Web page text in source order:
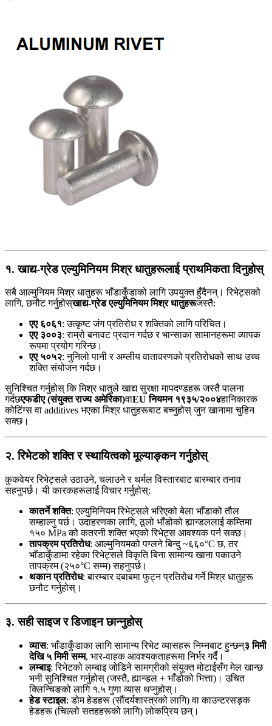
१. खाद्य-ग्रेड एल्युमिनियम मिश्र धातुहरूलाई प्राथमिकता दिनुहोस्
सबै आल्मुनियम मिश्र धातुहरू भाँडाकुँडाको लागि उपयुक्त हुँदैनन्। रिभेट्सको
लागि, छनौट गर्नुहोस्खाद्य-ग्रेड एल्युमिनियम मिश्र धातुहरूजस्तै:
एए ६०६१: उत्कृष्ट जंग प्रतिरोध र शक्तिको लागि परिचित।
एए ३००३: राम्रो बनावट प्रदान गर्दछ र भान्साका सामानहरूमा व्यापक
रूपमा प्रयोग गरिन्छ।
एए ५०५२: नुनिलो पानी र अम्लीय वातावरणको प्रतिरोधको साथ उच्च
शक्ति संयोजन गर्दछ।
सुनिश्चित गर्नुहोस् कि मिश्र धातुले खाद्य सुरक्षा मापदण्डहरू जस्तै पालना
गर्दछएफडीए (संयुक्त राज्य अमेरिका)वाEU नियमन १९३५/२००४हानिकारक
कोटिंग्स वा additives भएका मिश्र धातुहरूबाट बच्नुहोस् जुन खानामा चुहिन
सक्छ।
२. रिभेटको शक्ति र स्थायित्वको मूल्याङ्कन गर्नुहोस्
कुकवेयर रिभेट्सले उठाउने, चलाउने र थर्मल विस्तारबाट बारम्बार तनाव
सहनुपर्छ। यी कारकहरूलाई विचार गर्नुहोस्:
कातर्ने शक्ति: एल्युमिनियम रिभेट्सले भरिएको बेला भाँडाको तौल
सम्हाल्नु पर्छ। उदाहरणका लागि, ठूलो भाँडोको ह्यान्डललाई कम्तिमा
१५० MPa को कतरनी शक्ति भएको रिभेट्स आवश्यक पर्न सक्छ।
तापक्रम प्रतिरोध: आल्मुनियमको पग्लने बिन्दु ~६६०°C छ, तर
भाँडाकुँडामा रहेका रिभेट्सले विकृति बिना सामान्य खाना पकाउने
तापक्रम (२५०°C सम्म) सहनुपर्छ।
थकान प्रतिरोध: बारम्बार दबाबमा फुट्न प्रतिरोध गर्ने मिश्र धातुहरू
छनौट गर्नुहोस्।
३. सही साइज र डिजाइन छान्नुहोस्
व्यास: भाँडाकुँडाका लागि सामान्य रिभेट व्यासहरू निम्नबाट हुन्छन्३ मिमी
देखि ५ मिमी सम्म, भार-वाहक आवश्यकताहरूमा निर्भर गर्दै।
लम्बाइ: रिभेटको लम्बाइ जोडिने सामग्रीको संयुक्त मोटाईसँग मेल खान्छ
भनी सुनिश्चित गर्नुहोस् (जस्तै, ह्यान्डल + भाँडोको भित्ता)। उचित
क्लिन्चिङको लागि १.५ गुणा व्यास थप्नुहोस्।
हेड स्टाइल: डोम हेडहरू (सौंदर्यशास्त्रको लागि) वा काउन्टरसङ्क
हेडहरू (चिल्लो सतहहरूको लागि) लोकप्रिय छन्।